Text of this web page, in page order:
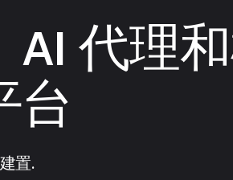
代理
台
置.